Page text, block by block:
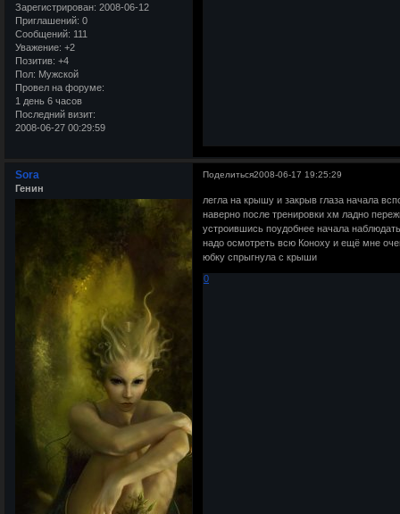
Зарегистрирован: 2008-06-12
Приглашений: 0
Сообщений: 111
Уважение: +2
Позитив: +4
Пол: Мужской
Провел на форуме:
1 день 6 часов
Последний визит:
2008-06-27 00:29:59
Поделиться2008-06-17 19:25:29
Sora
Генин
легла на крышу и закрыв глаза начала
наверно после тренировки хм ладно
устроившись поудобнее начала
надо осмотреть всю Коноху и ещё мне
юбку спрыгнула с крыши
0